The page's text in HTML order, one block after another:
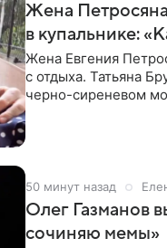
Жена
в купальнике:
Жена Евгения
с отдыха. Татьяна
черно-сиреневом
50 минут назад
Олег Газманов
сочиняю мемы»